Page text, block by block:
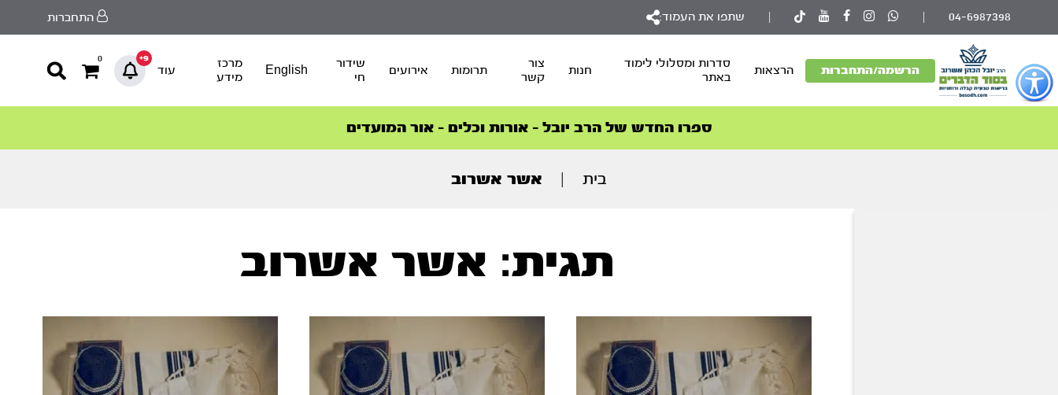
כפתור
לפתיחת
תפריט
נגישות
04-6987398 שתפו את העמוד: התחברות
הרשמה/התחברות הרצאות
סדרות ומסלולי לימוד
באתר
חנות
צור
קשר
תרומות אירועים
שידור
חי
English
מרכז
מידע
עוד
9+
0
סדרות הפודקאסטים
הסדרה המובילה החודש – דרך המלך
ספרו החדש של הרב יובל – אורות וכלים – אור המועדים
הצטרפו למהפכת הבריאות הטבעית >
סדרות הפודקאסטים
הסדרה המובילה החודש – דרך המלך
בית אשר אשרוב
תגית: אשר אשרוב